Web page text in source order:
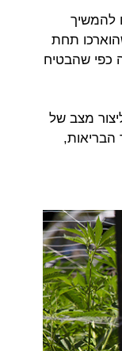
להמשיך
תחת
כפי שהבטיח
מצב של
הבריאות,